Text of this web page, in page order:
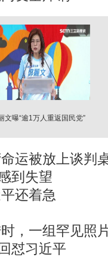
文曝“逾1万人重返国民党”
运被放上谈判
到失望
还着急
，一组罕见照
怼习近平